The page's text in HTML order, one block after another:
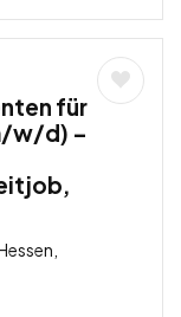
für
w/d) –